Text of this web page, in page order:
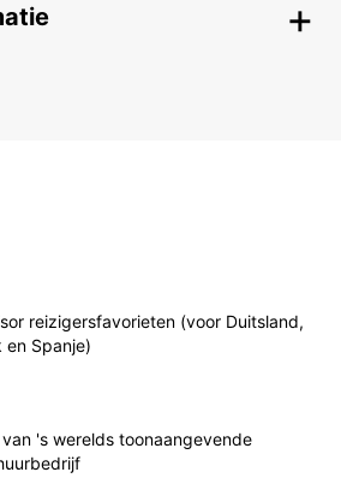
reizigersfavorieten (voor Duitsland,
en Spanje)
's werelds toonaangevende